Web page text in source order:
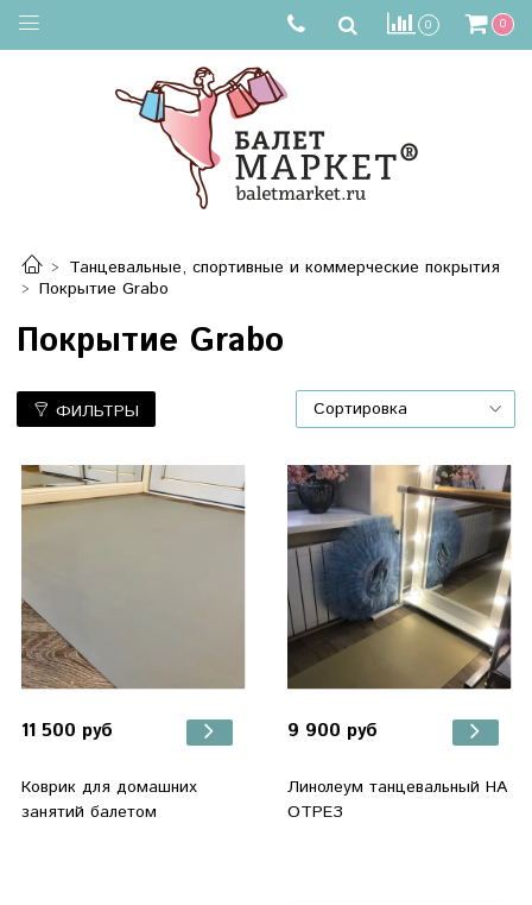
0 0
Танцевальные, спортивные и коммерческие покрытия
Покрытие Grabo
Покрытие Grabo
ФИЛЬТРЫ
11 500 руб
Коврик для домашних
занятий балетом
9 900 руб
Линолеум танцевальный НА
ОТРЕЗ